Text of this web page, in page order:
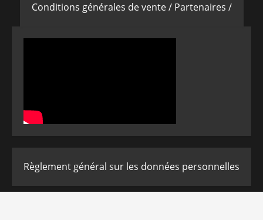
Conditions générales de vente / Partenaires /
Règlement général sur les données personnelles